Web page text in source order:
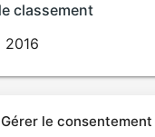
Gérer le consentement
classement
2016